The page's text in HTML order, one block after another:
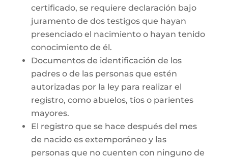
certificado, se requiere declaración bajo
juramento de dos testigos que hayan
presenciado el nacimiento o hayan tenido
conocimiento de él.
Documentos de identificación de los
padres o de las personas que estén
autorizadas por la ley para realizar el
registro, como abuelos, tíos o parientes
mayores.
El registro que se hace después del mes
de nacido es extemporáneo y las
personas que no cuenten con ninguno de